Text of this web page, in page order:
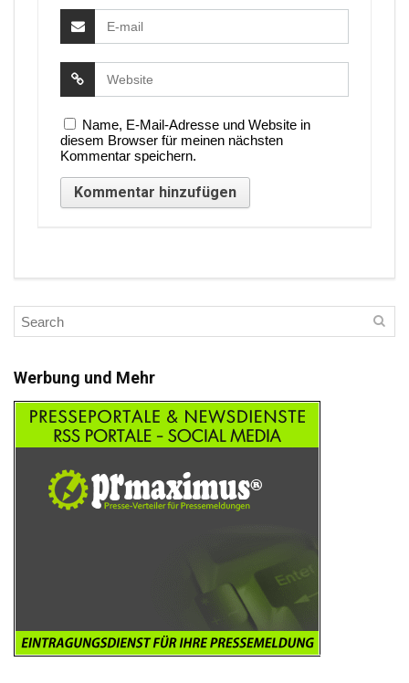
Name, E-Mail-Adresse und Website in
diesem Browser für meinen nächsten
Kommentar speichern.
Werbung und Mehr